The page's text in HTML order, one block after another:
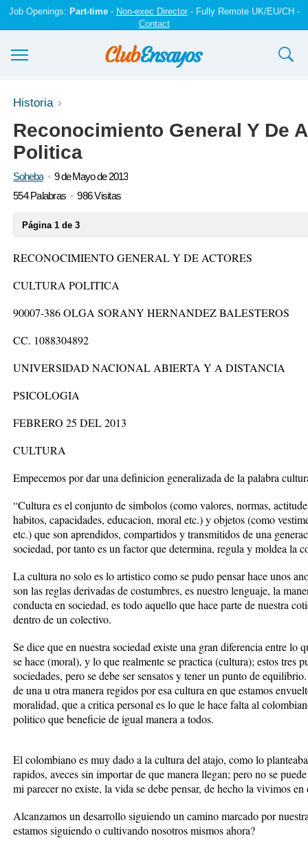
Job Openings: Part-time- Non-exec Director- Fully Remote UK/EU/CH -
Contact
Ensayos y trabajos
Registrarse
Iniciar sesión
Historia
Reconocimiento General Y De
Politica
Soheba
9 de Mayo de 2013
554 Palabras
986 Visitas
Página 1 de 3
RECONOCIMIENTO GENERAL Y DE ACTORES
CULTURA POLITICA
90007-386 OLGA SORANY HERNANDEZ BALESTEROS
CC. 1088304892
UNIVERSIDAD NACIONAL ABIERTA Y A DISTANCIA
PSICOLOGIA
FEBRERO 25 DEL 2013
CULTURA
Empecemos por dar una definicion generalizada de la palabra
“Cultura es el conjunto de simbolos (como valores, normas,
habitos, capacidades, educacion, moral etc.) y objetos (como
etc.) que son aprendidos, compartidos y transmitidos de una
sociedad, por tanto es un factor que determina, regula y moldea la
La cultura no solo es lo artistico como se pudo pensar hace unos
son las reglas derivadas de costumbres, es nuestro lenguaje, la
conducta en sociedad, es todo aquello que hace parte de nuestra
dentro de un colectivo.
Se dice que en nuestra sociedad existe una gran diferencia entre lo
se hace (moral), y lo que realmente se practica (cultura); estos tres
sociedades, pero se debe ser sensatos y tener un punto de
de una u otra manera regidos por esa cultura en que estamos
moralidad, que a critica personal es lo que le hace falta al
politico que beneficie de igual manera a todos.
El colombiano es muy dado a la cultura del atajo, como lo
rapidos, aveces sin importar de que manera llegan; pero no se
mi parecer no existe, la vida se debe pensar, de hecho la vivimos
Alcanzamos un desarrollo siguiendo un camino marcado por
estamos siguiendo o cultivando nosotros mismos ahora?